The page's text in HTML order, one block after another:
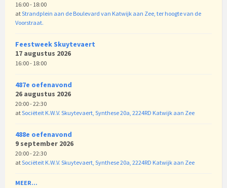
16:00 - 18:00
atStrandplein aan de Boulevard van Katwijk aan Zee, ter hoogte van de
Voorstraat.
Feestweek Skuytevaert
17 augustus 2026
16:00 - 18:00
487e oefenavond
26 augustus 2026
20:00 - 22:30
atSociëteit K.W.V. Skuytevaert, Synthese 20a, 2224RD Katwijk aan Zee
488e oefenavond
9 september 2026
20:00 - 22:30
atSociëteit K.W.V. Skuytevaert, Synthese 20a, 2224RD Katwijk aan Zee
MEER...